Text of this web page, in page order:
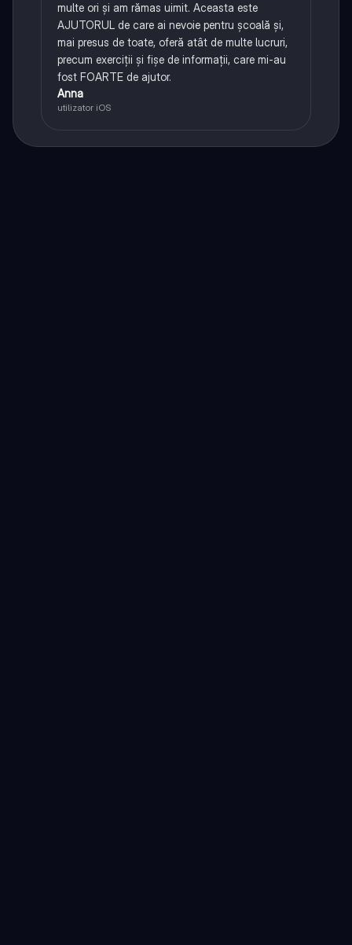
multe ori și am rămas uimit. Aceasta este
AJUTORUL de care ai nevoie pentru școală și,
mai presus de toate, oferă atât de multe lucruri,
precum exerciții și fișe de informații, care mi-au
fost FOARTE de ajutor.
Anna
utilizator iOS